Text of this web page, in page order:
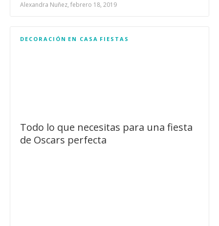
Alexandra Nuñez, febrero 18, 2019
DECORACIÓN EN CASA FIESTAS
Todo lo que necesitas para una fiesta
de Oscars perfecta